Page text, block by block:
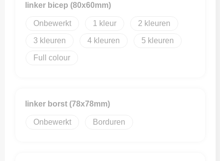
linker bicep (80x60mm)
Onbewerkt 1 2
3 4 5
Full colour
linker borst (78x78mm)
Onbewerkt Borduren